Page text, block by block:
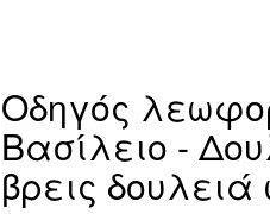
Οδηγός
Βασίλειο -
βρεις δουλειά